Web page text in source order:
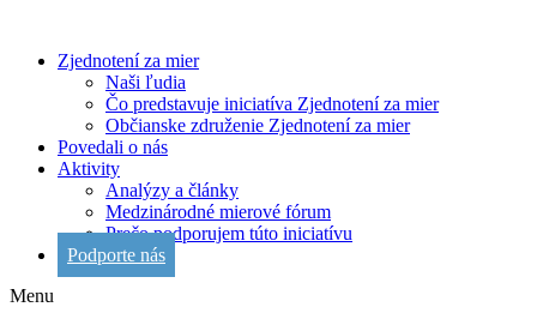
Zjednotení za mier
Naši ľudia
Čo predstavuje iniciatíva Zjednotení za mier
Občianske združenie Zjednotení za mier
Povedali o nás
Aktivity
Analýzy a články
Medzinárodné mierové fórum
Prečo podporujem túto iniciatívu
Podporte nás
Menu